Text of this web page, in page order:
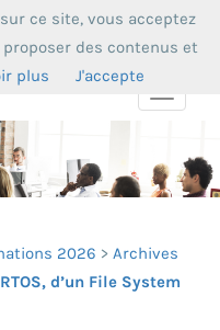
Toggle
2026
Archives
d’un File System
ce site, vous acceptez
des contenus et
plus J'accepte